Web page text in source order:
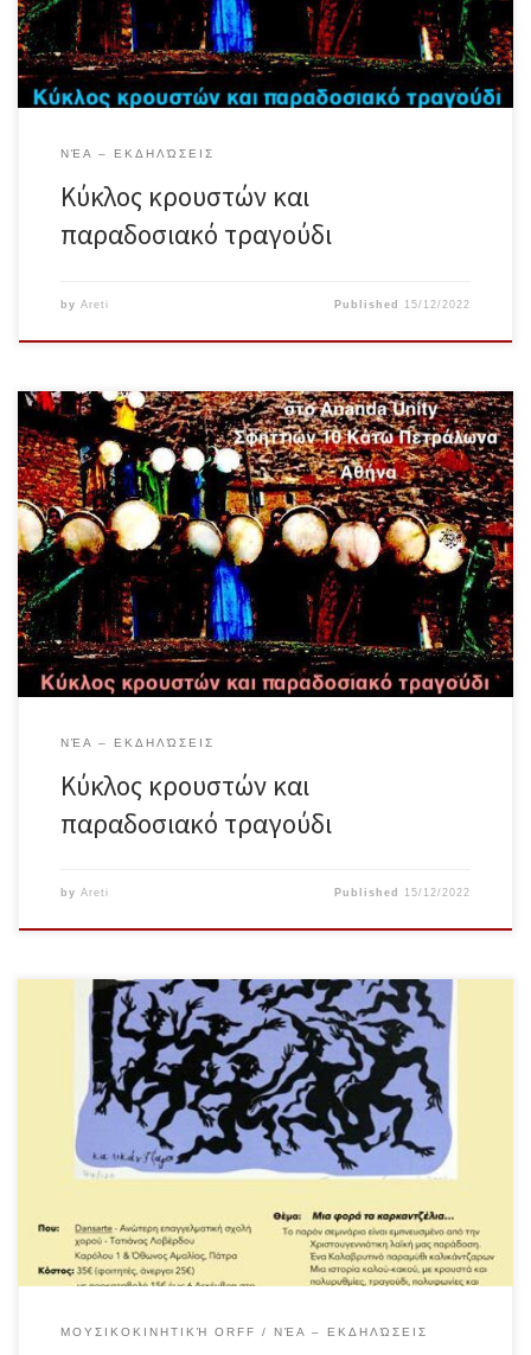
αυτοσχεδιάσουμε, με σκοπό να ανακαλύψουμε […]
ΝΈΑ – ΕΚΔΗΛΏΣΕΙΣ
Κύκλος κρουστών και
παραδοσιακό τραγούδι
by Areti Published 15/12/2022
Την Κυριακή 18 Δεκεμβρίου, στις 18.00-20.00 μαζευόμαστε για να
γιορτάσουμε το χειμερινό ηλιοστάσιο, να καλωσορίσουμε το φως
που θα γεννηθεί ξανά και θα νικήσει το σκοτάδι. Ο ρυθμός μέσα μας
απελευθερώνεται και απελευθερώνει. Θα παίξουμε κρουστά, θα
τραγουδήσουμε παραδοσιακά τραγούδια, θα κινηθούμε και θα
αυτοσχεδιάσουμε, με σκοπό να ανακαλύψουμε […]
ΝΈΑ – ΕΚΔΗΛΏΣΕΙΣ
Κύκλος κρουστών και
παραδοσιακό τραγούδι
by Areti Published 15/12/2022
10/12/2022 12.00 – 16.00στο Dansarte Κέντρο Χορού και Τεχνών 28ης
Οκτωβρίου 1 και Όθωνος Αμαλίας στο β όροφο- Πάτρα ” Μια φορά
τα Καρκαντζέλια… κι άλλες δυό τα Κάλαντα”Συντονισμός: Αρετή
Μίγγουwww.tettiyes.gr Κύκλος μηνιαίων σεμιναρίων για ενήλικες
παιδαγωγούς και καλλιτέχνες ή άτομα με αντίστοιχα ενδιαφέροντα
ΜΟΥΣΙΚΟΚΙΝΗΤΙΚΉ ORFF ΝΈΑ – ΕΚΔΗΛΏΣΕΙΣ